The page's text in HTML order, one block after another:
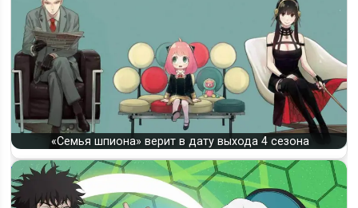
«Семья шпиона» верит в дату выхода 4 сезона